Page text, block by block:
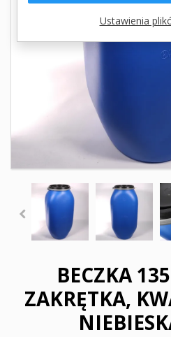
BECZKA
ZAKRĘTKA,
Ustawienia